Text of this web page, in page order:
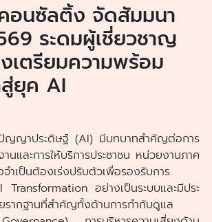
อนซัลติ้ง จัดสัมมนา
ระดมผู้เชี่ยวชาญ
เตรียมความพร้อม
ยุค AI
ปัญญาประดิษฐ์ (AI) มีบทบาทสำคัญต่อการ
นและการให้บริการประชาชน หน่วยงานภาค
จำเป็นต้องเร่งปรับตัวเพื่อรองรับการ
อย่างเป็นระบบและมีประ
ากฐานที่สำคัญทั้งด้านการกำกับดูแล